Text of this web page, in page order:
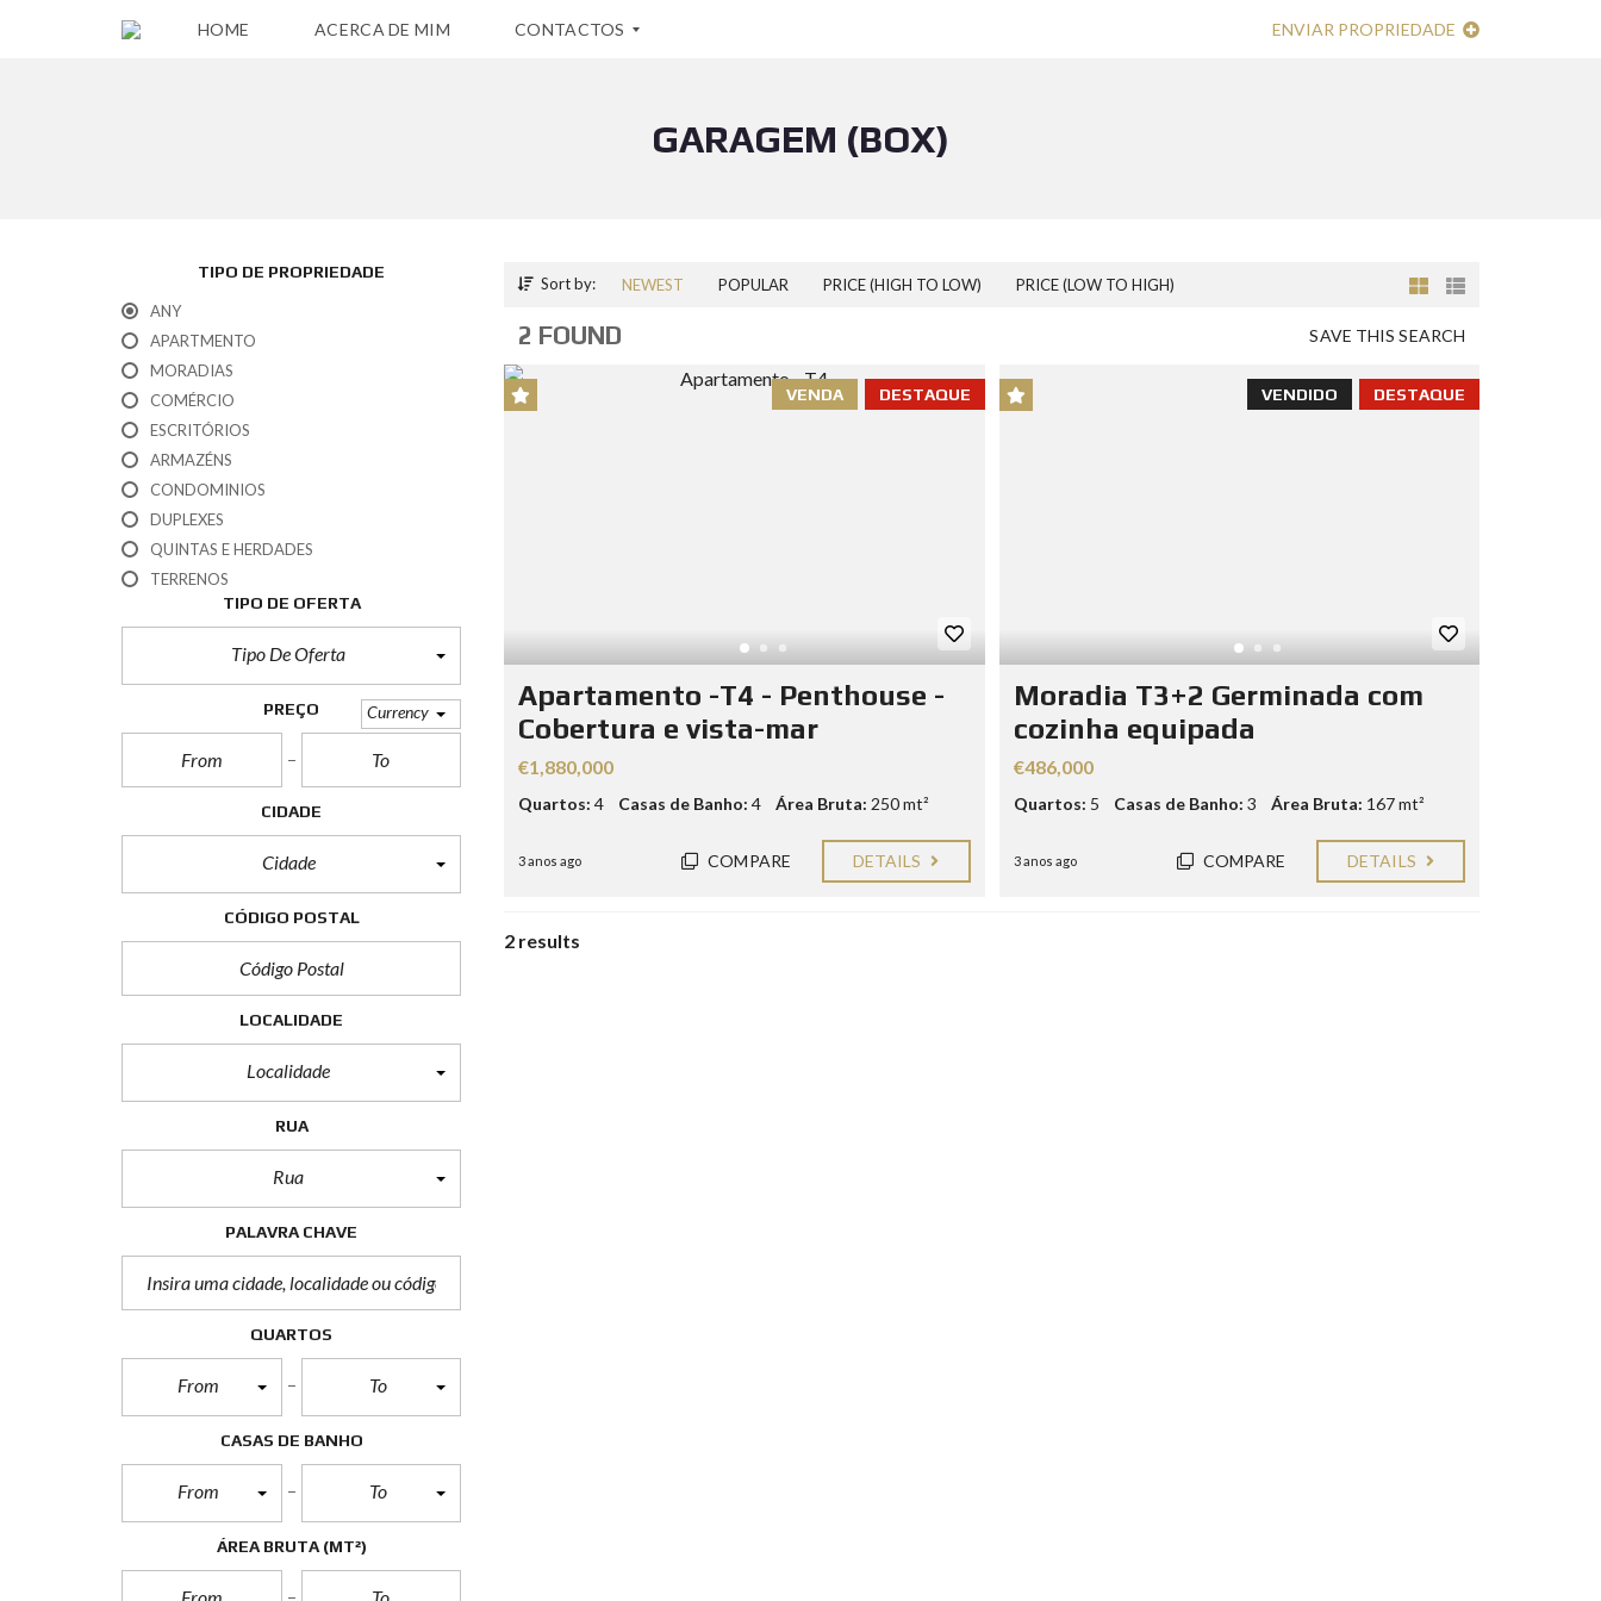
HOME ACERCA DE MIM CONTACTOS
P
V
A
C
I
U
S
O
ENVIAR PROPRIEDADE
GARAGEM (BOX)
TIPO DE PROPRIEDADE
ANY
APARTMENTO
MORADIAS
COMÉRCIO
ESCRITÓRIOS
ARMAZÉNS
CONDOMINIOS
DUPLEXES
QUINTAS E HERDADES
TERRENOS
TIPO DE OFERTA
Tipo De Oferta
PREÇO Currency
CIDADE
Cidade
CÓDIGO POSTAL
LOCALIDADE
Localidade
RUA
Rua
PALAVRA CHAVE
QUARTOS
From To
CASAS DE BANHO
From To
ÁREA BRUTA (MT²)
Sort by: NEWEST POPULAR PRICE (HIGH TO LOW) PRICE (LOW TO HIGH)
SAVE THIS SEARCH
2 FOUND
DESTAQUE
VENDA
Apartamento -T4 - Penthouse -
Cobertura e vista-mar
€1,880,000
Quartos: 4 Casas de Banho: 4 Área Bruta: 250 mt²
3 anos ago COMPARE DETAILS
DESTAQUE
VENDIDO
Moradia T3+2 Germinada com
cozinha equipada
€486,000
Quartos: 5 Casas de Banho: 3 Área Bruta: 167 mt²
3 anos ago COMPARE DETAILS
2 results